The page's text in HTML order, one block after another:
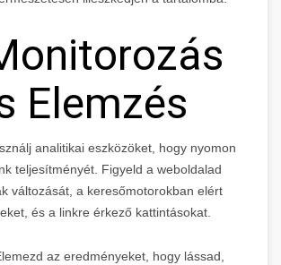
Elemzés
analitikai eszközöket, hogy nyomon
teljesítményét. Figyeld a weboldalad
változását, a keresőmotorokban elért
és a linkre érkező kattintásokat.
az eredményeket, hogy lássad,